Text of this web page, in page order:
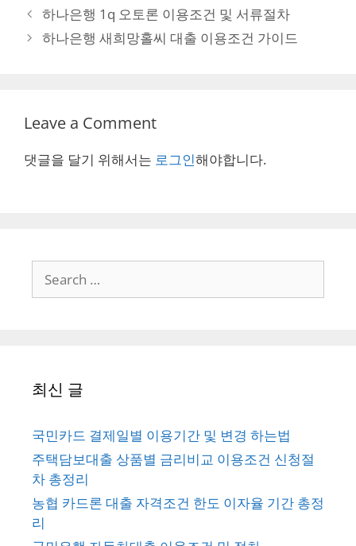
Post
navigation
하나은행 1q 오토론 이용조건 및 서류절차
하나은행 새희망홀씨 대출 이용조건 가이드
Leave a Comment
댓글을 달기 위해서는 로그인해야합니다.
for:
최신 글
국민카드 결제일별 이용기간 및 변경 하는법
주택담보대출 상품별 금리비교 이용조건 신청절
차 총정리
농협 카드론 대출 자격조건 한도 이자율 기간 총정
리